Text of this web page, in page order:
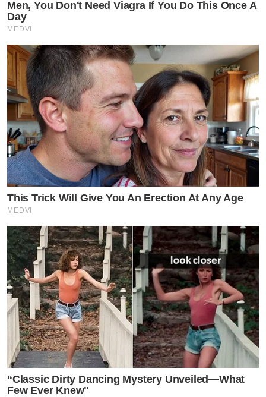
Men, You Don't Need Viagra If You Do This Once A
Day
MEDVI
This Trick Will Give You An Erection At Any Age
MEDVI
“Classic Dirty Dancing Mystery Unveiled—What
Few Ever Knew"